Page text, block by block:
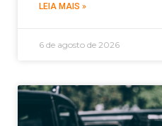
LEIA MAIS »
6 de agosto de 2026